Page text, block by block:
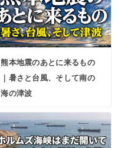
熊本地震のあとに来るもの
｜暑さと台風、そして南の
海の津波